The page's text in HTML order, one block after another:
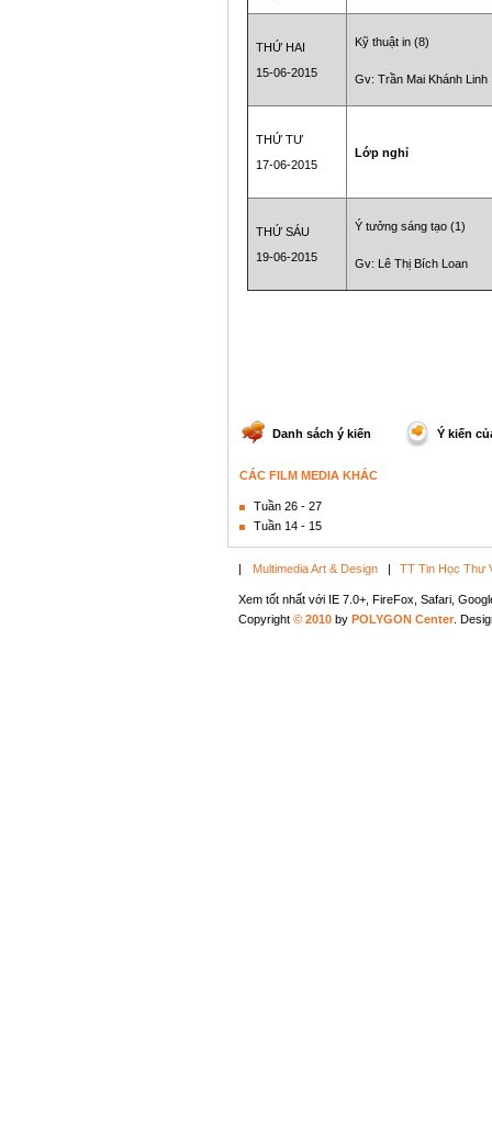
THỨ HAI
15-06-2015
Kỹ thuật in (8)
Gv: Trần Mai Khánh Linh
THỨ TƯ
17-06-2015
Lớp nghỉ
THỨ SÁU
19-06-2015
Ý tưởng sáng tạo (1)
Gv: Lê Thị Bích Loan
Danh sách ý kiến Ý kiến
CÁC FILM MEDIA KHÁC
Tuần 26 - 27
Tuần 14 - 15
| Multimedia Art & Design | TT Tin Học Thư
Xem tốt nhất với IE 7.0+, FireFox, Safari,
Copyright © 2010 by POLYGON Center .